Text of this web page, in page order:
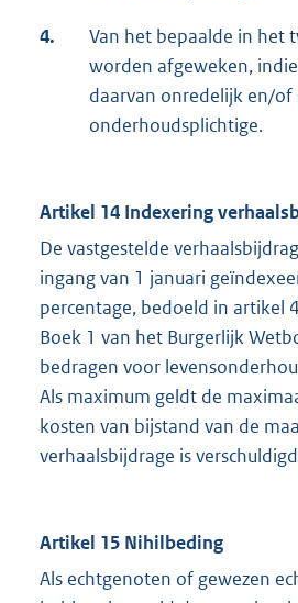
4.
Van het bepaalde in het
worden afgeweken,
daarvan onredelijk en/
onderhoudsplichtige.
Artikel 14 Indexering
De vastgestelde
ingang van 1 januari
percentage, bedoeld in artikel
Boek 1 van het Burgerlijk
bedragen voor
Als maximum geldt de
kosten van bijstand van de
verhaalsbijdrage is
Artikel 15 Nihilbeding
Als echtgenoten of gewezen